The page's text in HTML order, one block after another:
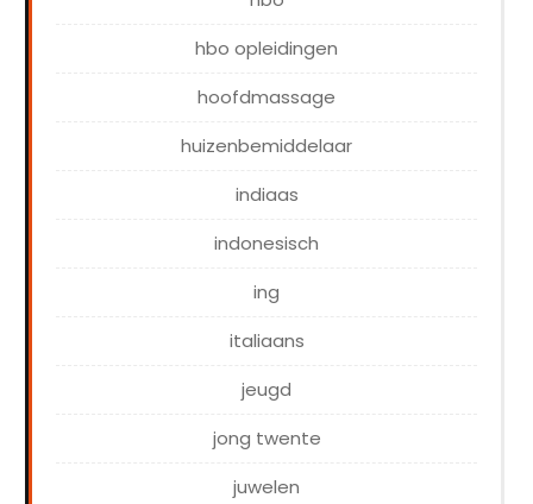
hbo opleidingen
hoofdmassage
huizenbemiddelaar
indiaas
indonesisch
ing
italiaans
jeugd
jong twente
juwelen